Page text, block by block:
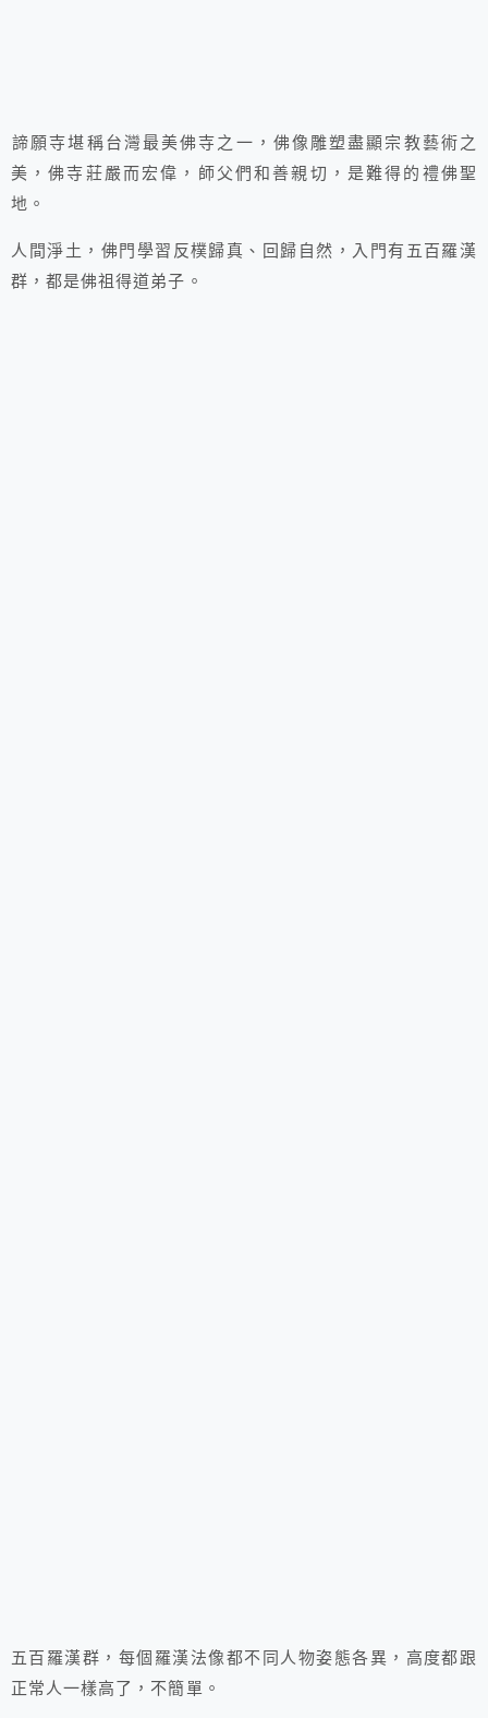
諦願寺堪稱台灣最美佛寺之一，佛像雕塑盡顯宗教藝術之
美，佛寺莊嚴而宏偉，師父們和善親切，是難得的禮佛聖
地。
人間淨土，佛門學習反樸歸真、回歸自然，入門有五百羅漢
群，都是佛祖得道弟子。
五百羅漢群，每個羅漢法像都不同人物姿態各異，高度都跟
正常人一樣高了，不簡單。